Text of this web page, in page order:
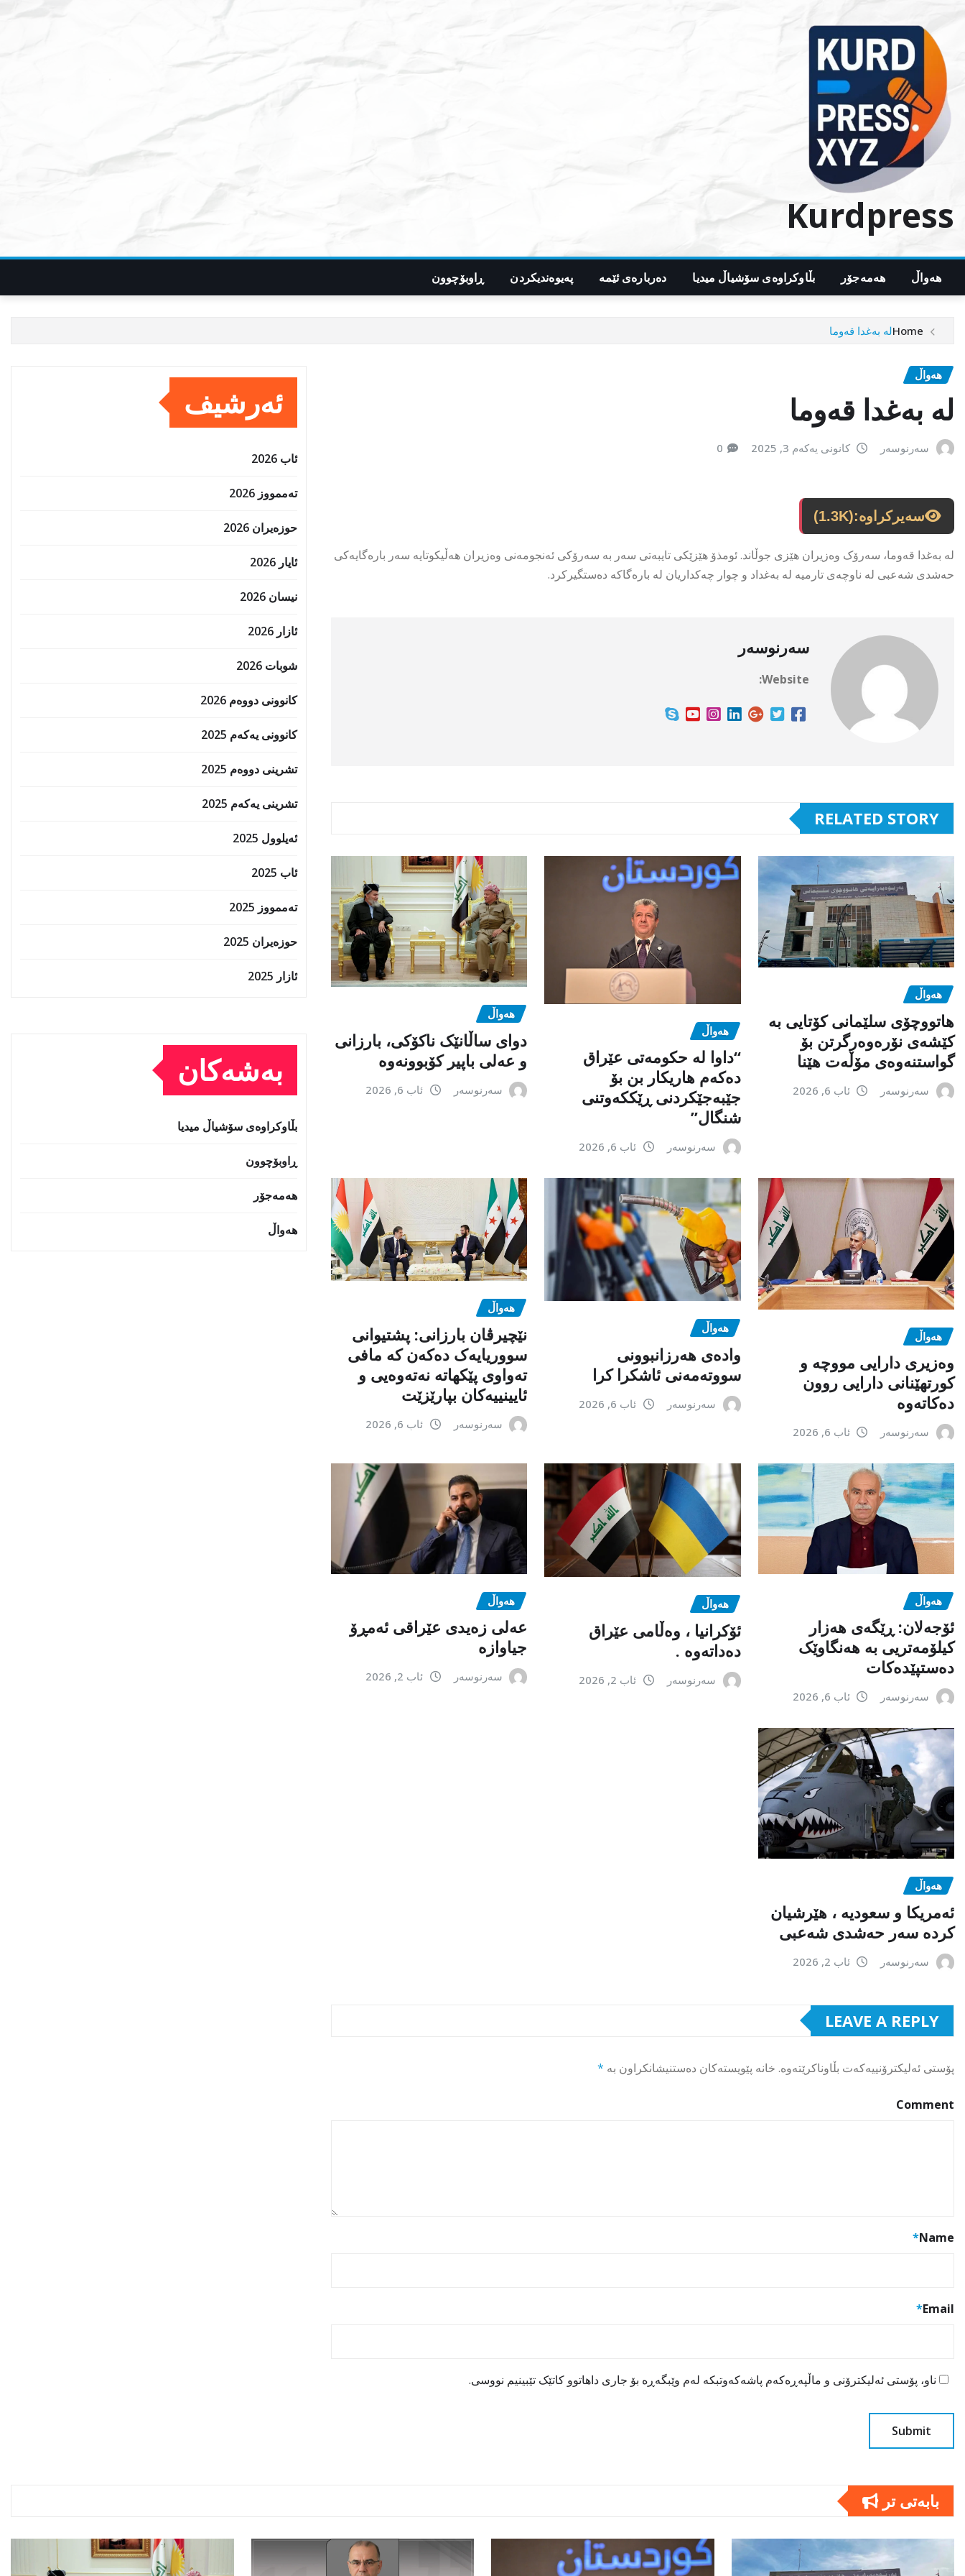
content
Kurdpress
هەواڵ هەمەجۆر بڵاوکراوەی سۆشیاڵ میدیا دەربارەی ئێمە پەیوەندیکردن ڕاوبۆچوون
Homeلە بەغدا قەوما
هەواڵ
لە بەغدا قەوما
سەرنوسەر کانونی یەکەم 3, 2025 0
سەیرکراوە:(1.3K)
لە بەغدا قەوما، سەرۆک وەزیران هێزی جوڵاند. ئومذۆ هێزێکی تایبەتی سەر بە سەرۆکی ئەنجومەنی وەزیران هەڵیکوتایە سەر بارەگایەکی
حەشدی شەعبی لە ناوچەی تارمیە لە بەغداد و چوار چەکداریان لە بارەگاکە دەستگیرکرد.
سەرنوسەر
Website:
RELATED STORY
هەواڵ
هاتووچۆی سلێمانی کۆتایی بە
کێشەی نۆرەوەرگرتن بۆ
گواستنەوەی مۆڵەت هێنا
سەرنوسەر ئاب 6, 2026
هەواڵ
“داوا لە حكومەتی عێراق
دەكەم هاریكار بن بۆ
جێبەجێكردنی ڕێككەوتنی
شنگال”
سەرنوسەر ئاب 6, 2026
هەواڵ
دوای ساڵانێک ناکۆکی، بارزانی
و عەلی باپیر کۆبوونەوە
سەرنوسەر ئاب 6, 2026
هەواڵ
وەزیری دارایی مووچە و
کورتهێنانی دارایی روون
دەکاتەوە
سەرنوسەر ئاب 6, 2026
هەواڵ
وادەی هەرزانبوونی
سووتەمەنی ئاشکرا کرا
سەرنوسەر ئاب 6, 2026
هەواڵ
نێچیرڤان بارزانی: پشتیوانی
سووریایەک دەکەن کە مافی
تەواوی پێکهاتە نەتەوەیی و
ئایینییەکان بپارێزێت
سەرنوسەر ئاب 6, 2026
هەواڵ
ئۆجەلان: ڕێگەی هەزار
کیلۆمەتریی بە هەنگاوێک
دەستپێدەکات
سەرنوسەر ئاب 6, 2026
هەواڵ
ئۆکرانیا ، وەڵامی عێراق
دەداتەوە .
سەرنوسەر ئاب 2, 2026
هەواڵ
عەلی زەیدی عێراقی ئەمڕۆ
جیاوازە
سەرنوسەر ئاب 2, 2026
هەواڵ
ئەمریکا و سعودیە ، هێرشیان
کردە سەر حەشدی شەعبی
سەرنوسەر ئاب 2, 2026
LEAVE A REPLY
پۆستی ئەلیکترۆنییەکەت بڵاوناکرێتەوە. خانە پێویستەکان دەستنیشانکراون بە *
Comment
Name
*
Email
*
ناو، پۆستی ئەلیکترۆنی و ماڵپەڕەکەم پاشەکەوتبکە لەم وێبگەڕە بۆ جاری داهاتوو کاتێک تێبینیم نووسی.
ئەرشیف
ئاب 2026
تەممووز 2026
حوزه‌یران 2026
ئایار 2026
نیسان 2026
ئازار 2026
شوبات 2026
کانوونی دووەم 2026
کانوونی یەکەم 2025
تشرینی دووەم 2025
تشرینی یەکەم 2025
ئەیلوول 2025
ئاب 2025
تەممووز 2025
حوزه‌یران 2025
ئازار 2025
بەشەکان
بڵاوکراوەی سۆشیاڵ میدیا
ڕاوبۆچوون
هەمەجۆر
هەواڵ
بابەتى تر